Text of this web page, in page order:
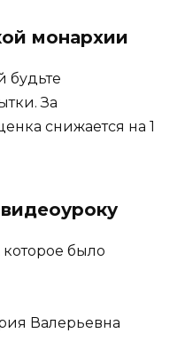
монархии
будьте
За
снижается на 1
было
Валерьевна